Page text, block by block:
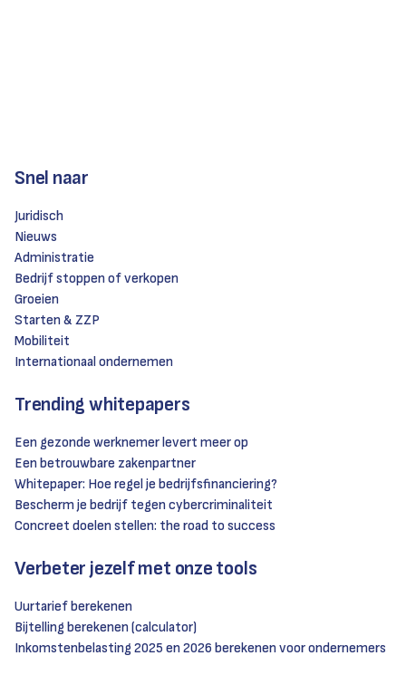
Snel naar
Juridisch
Nieuws
Administratie
Bedrijf stoppen of verkopen
Groeien
Starten & ZZP
Mobiliteit
Internationaal ondernemen
Trending whitepapers
Een gezonde werknemer levert meer op
Een betrouwbare zakenpartner
Whitepaper: Hoe regel je bedrijfsfinanciering?
Bescherm je bedrijf tegen cybercriminaliteit
Concreet doelen stellen: the road to success
Verbeter jezelf met onze tools
Uurtarief berekenen
Bijtelling berekenen (calculator)
Inkomstenbelasting 2025 en 2026 berekenen voor ondernemers